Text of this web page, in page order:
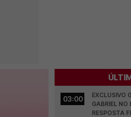
03:00
EXCLUSIVO
GABRIEL NO
RESPOSTA